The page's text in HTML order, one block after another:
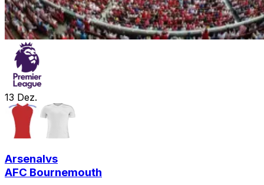
13 Dez.
Arsenalvs
AFC Bournemouth